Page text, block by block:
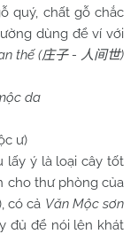
quý, chất gỗ chắc
dùng để ví với
thế (庄子- 人间世)
da
ư)
ý là loại cây tốt
cho thư phòng của
có cả Văn Mộc sơn
đủ để nói lên khát